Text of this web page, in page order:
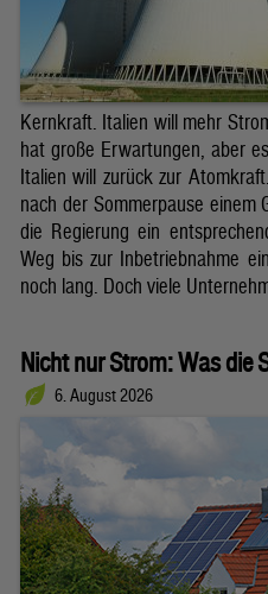
Kernkraft. Italien will mehr
hat große Erwartungen, aber
Italien will zurück zur
nach der Sommerpause einem
die Regierung ein
Weg bis zur Inbetriebnahme
noch lang. Doch viele
Nicht nur Strom: Was die
6. August 2026